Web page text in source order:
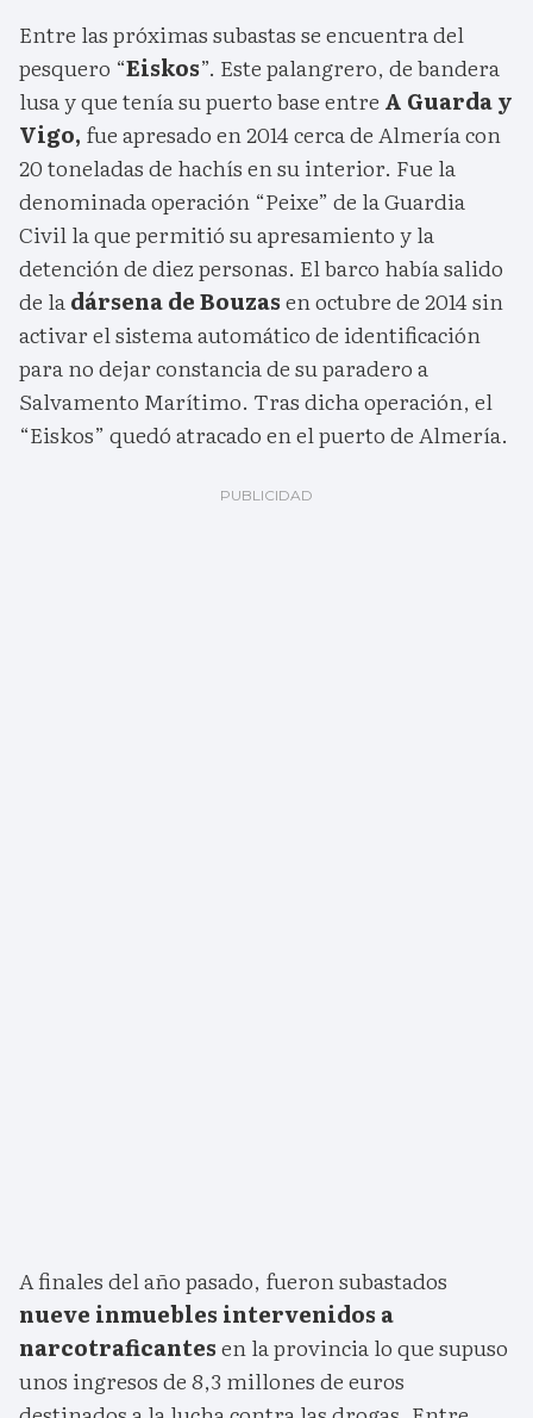
Entre las próximas subastas se encuentra del
pesquero “Eiskos”. Este palangrero, de bandera
lusa y que tenía su puerto base entre A Guarda y
Vigo, fue apresado en 2014 cerca de Almería con
20 toneladas de hachís en su interior. Fue la
denominada operación “Peixe” de la Guardia
Civil la que permitió su apresamiento y la
detención de diez personas. El barco había salido
de ladársena de Bouzasen octubre de 2014 sin
activar el sistema automático de identificación
para no dejar constancia de su paradero a
Salvamento Marítimo. Tras dicha operación, el
“Eiskos” quedó atracado en el puerto de Almería.
A finales del año pasado, fueron subastados
nueve inmuebles intervenidos a
narcotraficantesen la provincia lo que supuso
unos ingresos de 8,3 millones de euros